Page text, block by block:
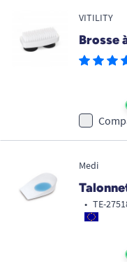
VITILITY
Brosse
Medi
• TE-